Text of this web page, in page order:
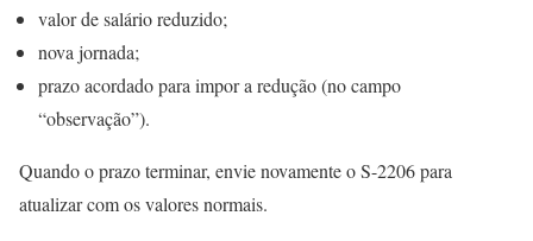
valor de salário reduzido;
nova jornada;
prazo acordado para impor a redução (no campo
“observação”).
Quando o prazo terminar, envie novamente o S-2206 para
atualizar com os valores normais.